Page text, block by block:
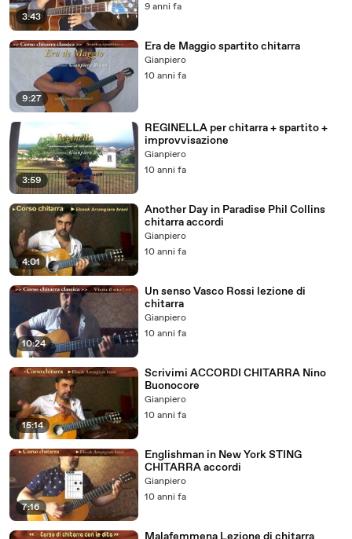
3:43
9 anni fa
9:27
Era de Maggio spartito chitarra
Gianpiero
10 anni fa
3:59
REGINELLA per chitarra + spartito +
improvvisazione
Gianpiero
10 anni fa
4:01
Another Day in Paradise Phil Collins
chitarra accordi
Gianpiero
10 anni fa
10:24
Un senso Vasco Rossi lezione di
chitarra
Gianpiero
10 anni fa
15:14
Scrivimi ACCORDI CHITARRA Nino
Buonocore
Gianpiero
10 anni fa
7:16
Englishman in New York STING
CHITARRA accordi
Gianpiero
10 anni fa